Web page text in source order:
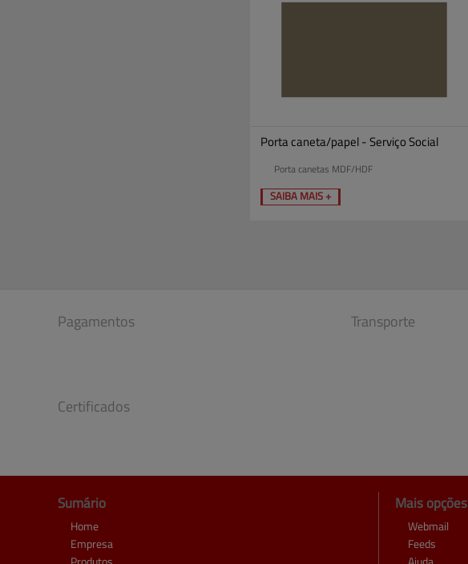
Porta caneta/papel - Serviço Social
Porta canetas MDF/HDF
SAIBA MAIS +
Pagamentos Transporte
Certificados
Sumário
Home
Empresa
Mais opções
Webmail
Feeds